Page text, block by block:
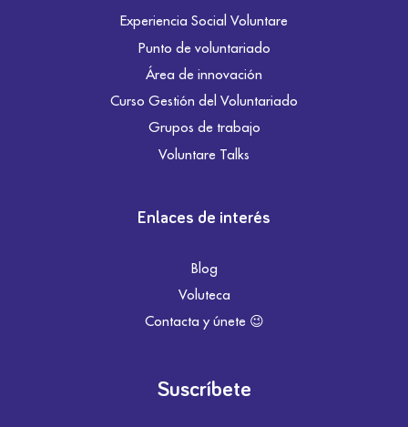
Experiencia Social Voluntare
Punto de voluntariado
Área de innovación
Curso Gestión del Voluntariado
Grupos de trabajo
Voluntare Talks
Enlaces de interés
Blog
Voluteca
Contacta y únete 😉
Suscríbete